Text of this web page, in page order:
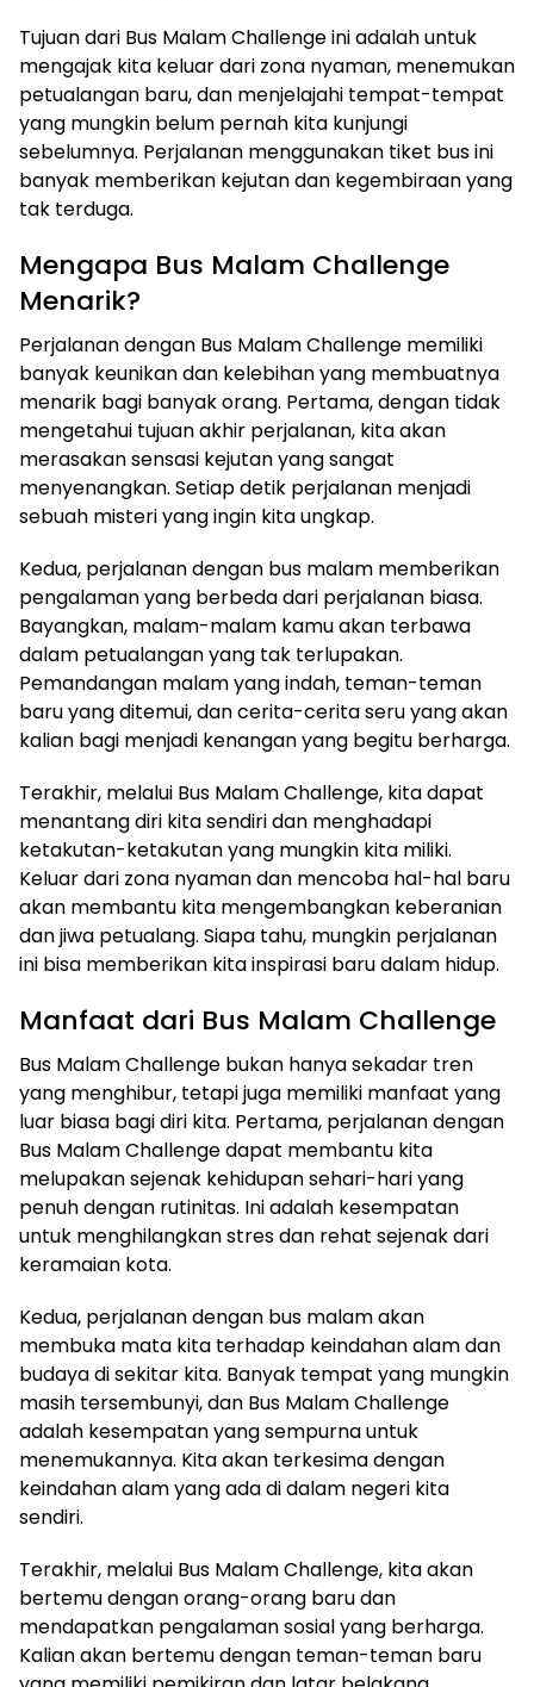
Tujuan dari Bus Malam Challenge ini adalah untuk
mengajak kita keluar dari zona nyaman, menemukan
petualangan baru, dan menjelajahi tempat-tempat
yang mungkin belum pernah kita kunjungi
sebelumnya. Perjalanan menggunakan tiket bus ini
banyak memberikan kejutan dan kegembiraan yang
tak terduga.
Mengapa Bus Malam Challenge
Menarik?
Perjalanan dengan Bus Malam Challenge memiliki
banyak keunikan dan kelebihan yang membuatnya
menarik bagi banyak orang. Pertama, dengan tidak
mengetahui tujuan akhir perjalanan, kita akan
merasakan sensasi kejutan yang sangat
menyenangkan. Setiap detik perjalanan menjadi
sebuah misteri yang ingin kita ungkap.
Kedua, perjalanan dengan bus malam memberikan
pengalaman yang berbeda dari perjalanan biasa.
Bayangkan, malam-malam kamu akan terbawa
dalam petualangan yang tak terlupakan.
Pemandangan malam yang indah, teman-teman
baru yang ditemui, dan cerita-cerita seru yang akan
kalian bagi menjadi kenangan yang begitu berharga.
Terakhir, melalui Bus Malam Challenge, kita dapat
menantang diri kita sendiri dan menghadapi
ketakutan-ketakutan yang mungkin kita miliki.
Keluar dari zona nyaman dan mencoba hal-hal baru
akan membantu kita mengembangkan keberanian
dan jiwa petualang. Siapa tahu, mungkin perjalanan
ini bisa memberikan kita inspirasi baru dalam hidup.
Manfaat dari Bus Malam Challenge
Bus Malam Challenge bukan hanya sekadar tren
yang menghibur, tetapi juga memiliki manfaat yang
luar biasa bagi diri kita. Pertama, perjalanan dengan
Bus Malam Challenge dapat membantu kita
melupakan sejenak kehidupan sehari-hari yang
penuh dengan rutinitas. Ini adalah kesempatan
untuk menghilangkan stres dan rehat sejenak dari
keramaian kota.
Kedua, perjalanan dengan bus malam akan
membuka mata kita terhadap keindahan alam dan
budaya di sekitar kita. Banyak tempat yang mungkin
masih tersembunyi, dan Bus Malam Challenge
adalah kesempatan yang sempurna untuk
menemukannya. Kita akan terkesima dengan
keindahan alam yang ada di dalam negeri kita
sendiri.
Terakhir, melalui Bus Malam Challenge, kita akan
bertemu dengan orang-orang baru dan
mendapatkan pengalaman sosial yang berharga.
Kalian akan bertemu dengan teman-teman baru